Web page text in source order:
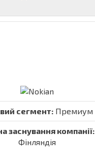
сегмент: Премиум
заснування компанії:
Фінляндія